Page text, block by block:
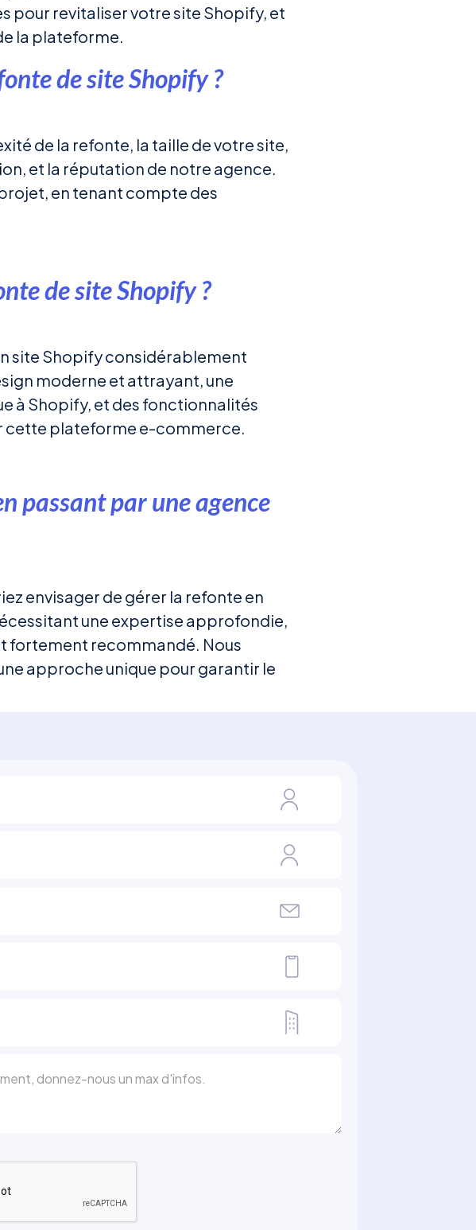
pour revitaliser votre site Shopify, et
la plateforme.
de site Shopify ?
de la refonte, la taille de votre site,
et la réputation de notre agence.
en tenant compte des
de site Shopify ?
site Shopify considérablement
moderne et attrayant, une
à Shopify, et des fonctionnalités
cette plateforme e-commerce.
passant par une agence
envisager de gérer la refonte en
une expertise approfondie,
fortement recommandé. Nous
approche unique pour garantir le